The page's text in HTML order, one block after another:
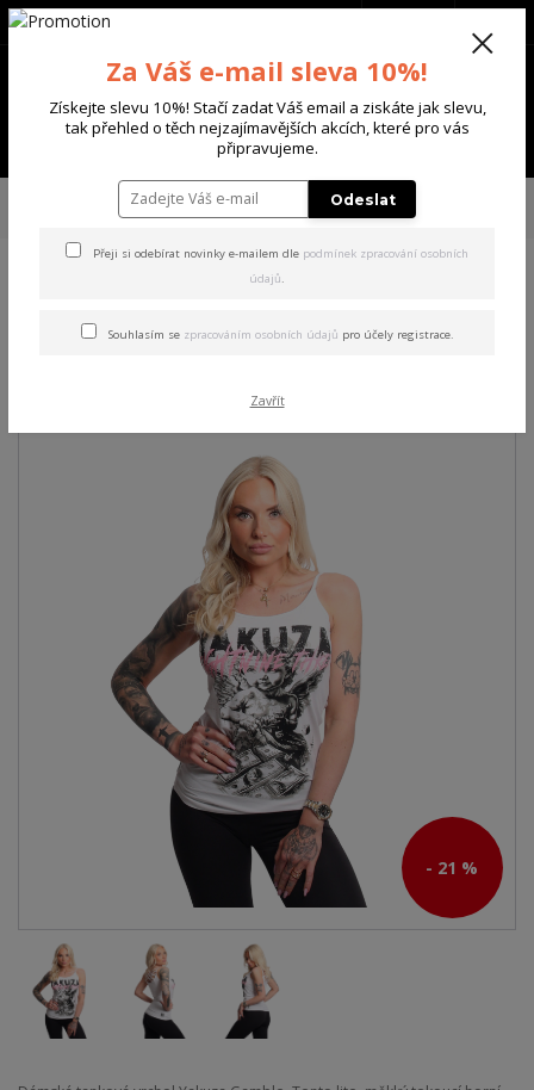
Menu
+420 702 136 620
TRIČKA & TÍLKA
Yakuza dámské tílko Gamble Cami
Cami Top white 2XL
- 21 %
Za Váš e-mail sleva 10%!
Získejte slevu 10%! Stačí zadat Váš email a ziskáte jak slevu,
tak přehled o těch nejzajímavějších akcích, které pro vás
připravujeme.
Odeslat
Přeji si odebírat novinky e-mailem dle podmínek zpracování osobních
údajů.
Souhlasím se zpracováním osobních údajů pro účely registrace.
Zavřít